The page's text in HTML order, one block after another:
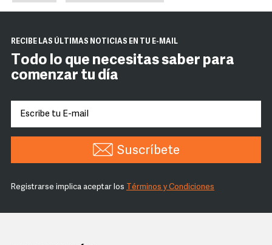
RECIBE LAS ÚLTIMAS NOTICIAS EN TU E-MAIL
Todo lo que necesitas saber para
comenzar tu día
Suscríbete
Registrarse implica aceptar los Términos y Condiciones